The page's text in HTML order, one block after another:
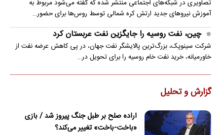
تصاویری در شبکه‌های اجتماعی منتشر شده که گفته می‌شود مربوط به
آموزش نیروهای جدید ارتش کره شمالی توسط روس‌ها برای حضور…
چین، نفت روسیه را جایگزین نفت عربستان کرد
شرکت سینوپک، بزرگ‌ترین پالایشگر نفت جهان، در پی کاهش عرضه نفت از
خاورمیانه، خرید نفت خام روسیه را برای تحویل در…
گزارش و تحلیل
اراده صلح بر طبل جنگ پیروز شد / بازی
«باخت-باخت» تغییر می‌کند؟